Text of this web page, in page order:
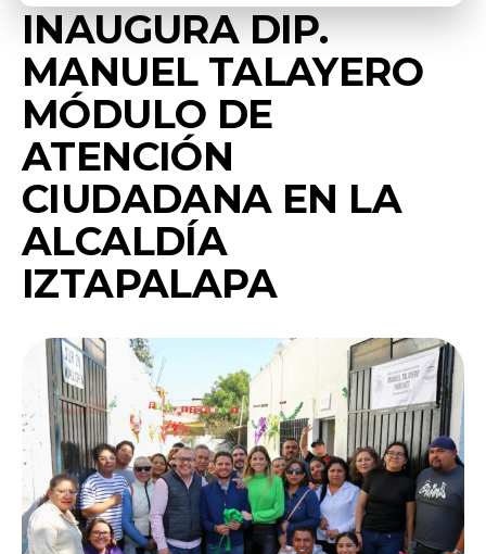
INAUGURA DIP.
MANUEL TALAYERO
MÓDULO DE
ATENCIÓN
CIUDADANA EN LA
ALCALDÍA
IZTAPALAPA